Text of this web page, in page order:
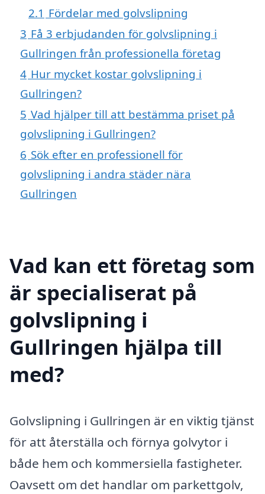
2.1 Fördelar med golvslipning
3 Få 3 erbjudanden för golvslipning i
Gullringen från professionella företag
4 Hur mycket kostar golvslipning i
Gullringen?
5 Vad hjälper till att bestämma priset på
golvslipning i Gullringen?
6 Sök efter en professionell för
golvslipning i andra städer nära
Gullringen
Vad kan ett företag som
är specialiserat på
golvslipning i
Gullringen hjälpa till
med?
Golvslipning i Gullringen är en viktig tjänst
för att återställa och förnya golvytor i
både hem och kommersiella fastigheter.
Oavsett om det handlar om parkettgolv,